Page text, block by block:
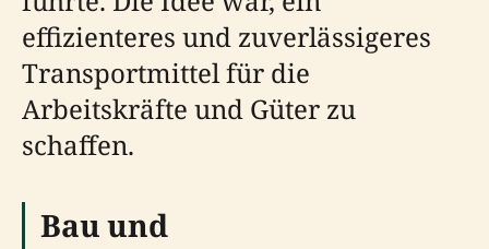
effizienteres und zuverlässigeres
Transportmittel für die
Arbeitskräfte und Güter zu
schaffen.
Bau und